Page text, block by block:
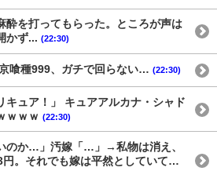
酔を打ってもらった。ところが声は
かず... (22:30)
喰種999、ガチで回らない… (22:30)
キュア！」 キュアアルカナ・シャド
ｗｗｗ (22:30)
のか…」汚嫁「…」→私物は消え、
。それでも嫁は平然としていて…